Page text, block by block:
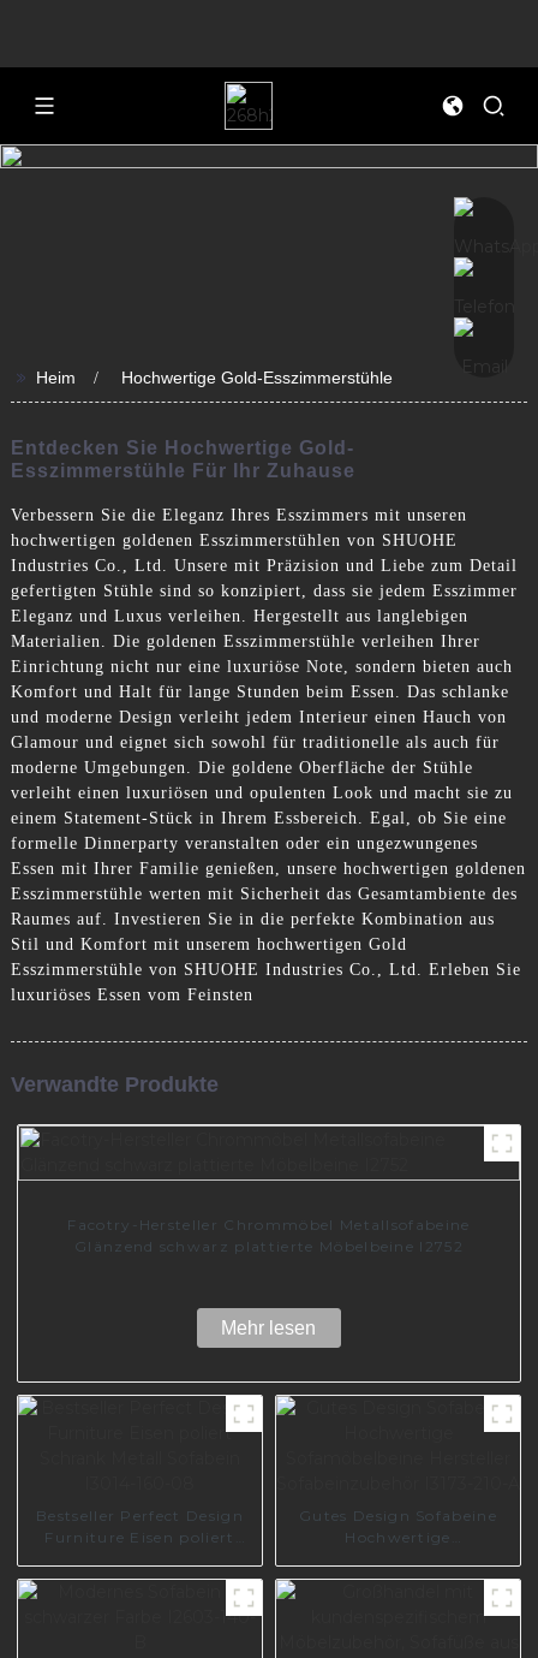
>> Heim Hochwertige Gold-Esszimmerstühle
Entdecken Sie Hochwertige Gold-
Esszimmerstühle Für Ihr Zuhause
Verbessern Sie die Eleganz Ihres Esszimmers mit unseren
hochwertigen goldenen Esszimmerstühlen von SHUOHE
Industries Co., Ltd. Unsere mit Präzision und Liebe zum Detail
gefertigten Stühle sind so konzipiert, dass sie jedem Esszimmer
Eleganz und Luxus verleihen. Hergestellt aus langlebigen
Materialien. Die goldenen Esszimmerstühle verleihen Ihrer
Einrichtung nicht nur eine luxuriöse Note, sondern bieten auch
Komfort und Halt für lange Stunden beim Essen. Das schlanke
und moderne Design verleiht jedem Interieur einen Hauch von
Glamour und eignet sich sowohl für traditionelle als auch für
moderne Umgebungen. Die goldene Oberfläche der Stühle
verleiht einen luxuriösen und opulenten Look und macht sie zu
einem Statement-Stück in Ihrem Essbereich. Egal, ob Sie eine
formelle Dinnerparty veranstalten oder ein ungezwungenes
Essen mit Ihrer Familie genießen, unsere hochwertigen goldenen
Esszimmerstühle werten mit Sicherheit das Gesamtambiente des
Raumes auf. Investieren Sie in die perfekte Kombination aus
Stil und Komfort mit unserem hochwertigen Gold
Esszimmerstühle von SHUOHE Industries Co., Ltd. Erleben Sie
luxuriöses Essen vom Feinsten
Verwandte Produkte
Facotry-Hersteller Chrommöbel Metallsofabeine
Glänzend schwarz plattierte Möbelbeine I2752
Mehr lesen
Bestseller Perfect Design
Furniture Eisen poliert
I3014-160-08
Gutes Design Sofabeine
Hochwertige
Sofabeinzubehör I3173-